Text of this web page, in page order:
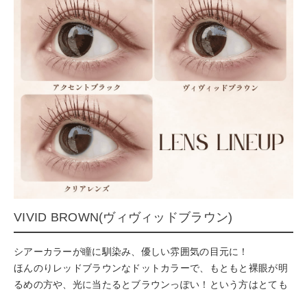
VIVID BROWN(ヴィヴィッドブラウン)
シアーカラーが瞳に馴染み、優しい雰囲気の目元に！
ほんのりレッドブラウンなドットカラーで、もともと裸眼が明
るめの方や、光に当たるとブラウンっぽい！という方はとても